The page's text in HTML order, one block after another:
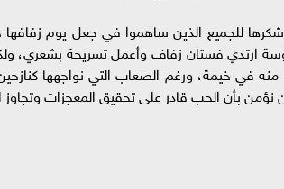
ارتدي فستان زفاف وأعمل تسريحة
في خيمة، ورغم الصعاب التي نواجهها كنازحين،
نؤمن بأن الحب قادر على تحقيق المعجزات